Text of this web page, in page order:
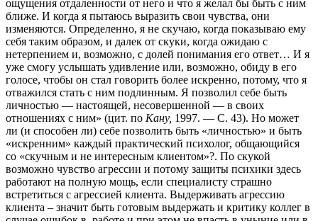
ощущения отдаленности от него и что я желал бы быть с ним
ближе. И когда я пытаюсь выразить свои чувства, они
изменяются. Определенно, я не скучаю, когда показываю ему
себя таким образом, и далек от скуки, когда ожидаю с
нетерпением и, возможно, с долей понимания его ответ… И я
уже смогу услышать удивление или, возможно, обиду в его
голосе, чтобы он стал говорить более искренно, потому, что я
отважился стать с ним подлинным. Я позволил себе быть
личностью — настоящей, несовершенной — в своих
отношениях с ним» (цит. по Кану, 1997. — С. 43). Но может
ли (и способен ли) себе позволить быть «личностью» и быть
«искренним» каждый практический психолог, общающийся
со «скучным и не интересным клиентом»?. По скукой
возможно чувство агрессии и потому защиты психики здесь
работают на полную мощь, если специалисту страшно
встретиться с агрессией клиента. Выдерживать агрессию
клиента – значит быть готовым выдержать и критику коллег в